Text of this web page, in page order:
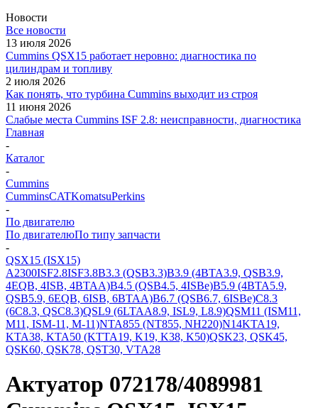
Новости
Все новости
13 июля 2026
Cummins QSX15 работает неровно: диагностика по
цилиндрам и топливу
2 июля 2026
Как понять, что турбина Cummins выходит из строя
11 июня 2026
Слабые места Cummins ISF 2.8: неисправности, диагностика
Главная
-
Каталог
-
Cummins
CumminsCATKomatsuPerkins
-
По двигателю
По двигателюПо типу запчасти
-
QSX15 (ISX15)
A2300ISF2.8ISF3.8B3.3 (QSB3.3)B3.9 (4BTA3.9, QSB3.9,
4EQB, 4ISB, 4BTAA)B4.5 (QSB4.5, 4ISBe)B5.9 (4BTA5.9,
QSB5.9, 6EQB, 6ISB, 6BTAA)B6.7 (QSB6.7, 6ISBe)C8.3
(6C8.3, QSC8.3)QSL9 (6LTAA8.9, ISL9, L8.9)QSM11 (ISM11,
M11, ISM-11, M-11)NTA855 (NT855, NH220)N14KTA19,
KTA38, KTA50 (KTTA19, K19, K38, K50)QSK23, QSK45,
QSK60, QSK78, QST30, VTA28
Актуатор 072178/4089981